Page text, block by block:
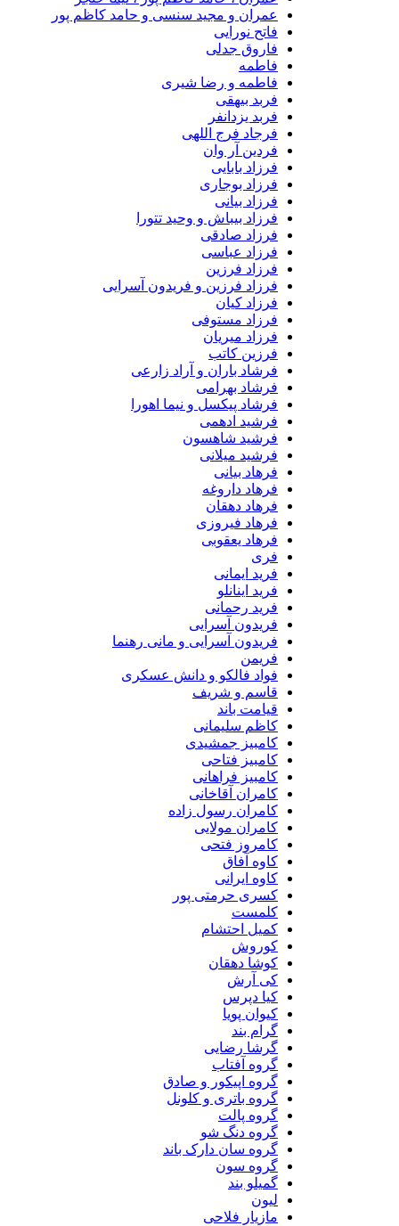
عمران و مجید سنسی و حامد کاظم پور
فاتح نورایی
فاروق جدلی
فاطمه و رضا شیری
فربد بیهقی
فربد یزدانفر
فرجاد فرج اللهی
فردین آر وان
فرزاد بابایی
فرزاد بوجاری
فرزاد بیانی
فرزاد بیباش و وحید تتورا
فرزاد صادقی
فرزاد عباسی
فرزاد فرزین
فرزاد فرزین و فریدون آسرایی
فرزاد کیان
فرزاد مستوفی
فرزاد میریان
فرزین کاتب
فرشاد باران و آراد زارعی
فرشاد بهرامی
فرشاد پیکسل و نیما اهورا
فرشید ادهمی
فرشید شاهسون
فرشید میلانی
فرهاد بیانی
فرهاد داروغه
فرهاد دهقان
فرهاد فیروزی
فرهاد یعقوبی
فرید ایمانی
فرید اینانلو
فرید رحمانی
فریدون آسرایی
فریدون آسرایی و مانی رهنما
فواد فالکو و دانش عسکری
قاسم و شریف
قیامت باند
کاظم سلیمانی
کامبیز جمشیدی
کامبیز فتاحی
کامبیز فراهانی
کامران آقاخانی
کامران رسول زاده
کامران مولایی
کامروز فتحی
کاوه آفاق
کاوه ایرانی
کسری حرمتی پور
کلمست
کمیل احتشام
کوروش
کوشا دهقان
کی آرش
کیا دپرس
کیوان پویا
گرام بند
گرشا رضایی
گروه آفتاب
گروه اپیکور و صادق
گروه باتری و کلونل
گروه پالت
گروه دنگ شو
گروه سان دارک باند
گروه سون
گمیلو بند
مازیار فلاحی